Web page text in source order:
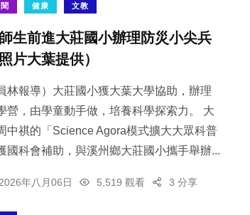
健康 文教
生前進大莊國小辦理防災小尖兵
片大葉提供）
林報導）大莊國小獲大葉大學協助，辦理
營，由學童動手做，培養科學探索力。 大
中祺的「Science Agora模式擴大大眾科普
國科會補助，與溪州鄉大莊國小攜手舉辦...
2026年八月06日 5,519 觀看 3 分享
31+
農業
28